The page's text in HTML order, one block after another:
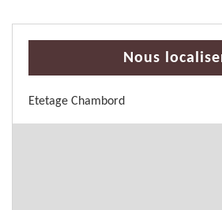
Nous
Etetage Chambord